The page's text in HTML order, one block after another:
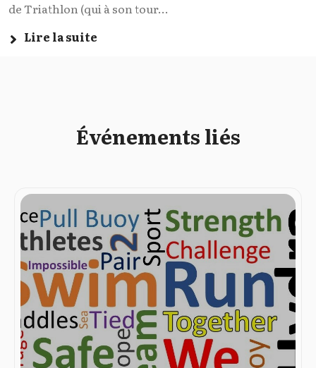
de Triathlon (qui à son tour...
Lire la suite
Événements liés